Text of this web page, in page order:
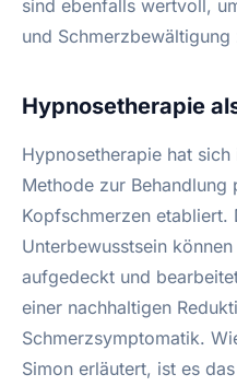
sind ebenfalls wertvoll,
und Schmerzbewältigung
Hypnosetherapie
Hypnosetherapie hat
Methode zur Behandlung
Kopfschmerzen etabliert.
Unterbewusstsein
aufgedeckt und
einer nachhaltigen
Schmerzsymptomatik.
Simon erläutert, ist es